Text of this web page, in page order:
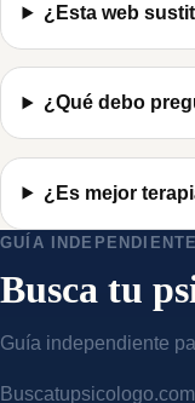
¿Esta web
¿Qué debo
¿Es mejor
GUÍA INDEPENDIENTE
Busca tu
Guía independiente